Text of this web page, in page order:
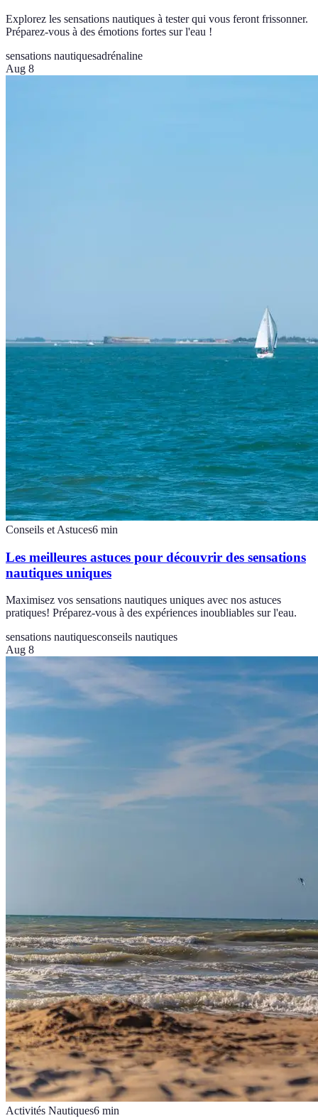
Explorez les sensations nautiques à tester qui vous feront frissonner.
Préparez-vous à des émotions fortes sur l'eau !
sensations nautiquesadrénaline
Aug 8
Conseils et Astuces6 min
Les meilleures astuces pour découvrir des sensations
nautiques uniques
Maximisez vos sensations nautiques uniques avec nos astuces
pratiques! Préparez-vous à des expériences inoubliables sur l'eau.
sensations nautiquesconseils nautiques
Aug 8
Activités Nautiques6 min